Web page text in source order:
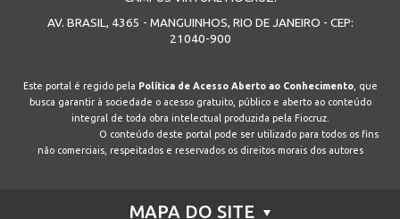
AV. BRASIL, 4365 - MANGUINHOS, RIO DE JANEIRO - CEP:
21040-900
Este portal é regido pela Política de Acesso Aberto ao Conhecimento, que
busca garantir à sociedade o acesso gratuito, público e aberto ao conteúdo
integral de toda obra intelectual produzida pela Fiocruz.
O conteúdo deste portal pode ser utilizado para todos os fins
não comerciais, respeitados e reservados os direitos morais dos autores
MAPA DO SITE